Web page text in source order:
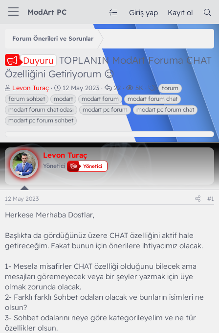
ModArt PC Giriş yap Kayıt ol
Forum Önerileri ve Sorunlar
Duyuru TOPLANIN ModArt Foruma CHAT
Özelliğini Getiriyorum 😉
K
o
n
b
u
b
a
ş
l
a
Levon Turaç
B
a
ş
l
a
ı
ç
t
12 May 2023
C
e
v
a
r
22
G
ö
r
ü
t
ü
l
5K
E
t
i
k
t
e
forum
forum sohbet
modart modart forum
modart forum chat
modart forum chat odası
modart pc forum
modart pc forum chat
modart pc forum sohbet
Levon Turaç
Yönetici Yönetici
12 May 2023 #1
Herkese Merhaba Dostlar,
Başlıkta da gördüğünüz üzere CHAT özelliğini aktif hale
getireceğim. Fakat bunun için önerilere ihtiyacımız olacak.
1- Mesela misafirler CHAT özelliği olduğunu bilecek ama
mesajları göremeyecek veya bir şeyler yazmak için üye
olmak zorunda olacak.
2- Farklı farklı Sohbet odaları olacak ve bunların isimleri ne
olsun?
3- Sohbet odalarını neye göre kategorileyelim ve ne tür
özellikler olsun.